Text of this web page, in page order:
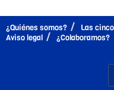
¿Quiénes somos? Las
Aviso legal
¿Colaboramos?